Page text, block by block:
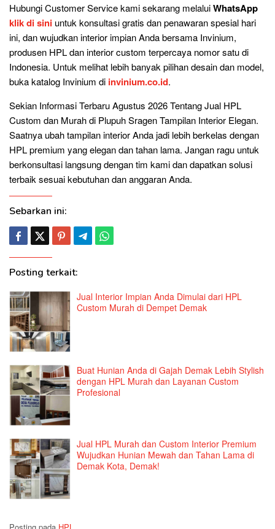
Hubungi Customer Service kami sekarang melaluiWhatsApp
klik di sini untuk konsultasi gratis dan penawaran spesial hari
ini, dan wujudkan interior impian Anda bersama Invinium,
produsen HPL dan interior custom terpercaya nomor satu di
Indonesia. Untuk melihat lebih banyak pilihan desain dan model,
buka katalog Invinium di invinium.co.id.
Sekian Informasi Terbaru Agustus 2026 Tentang Jual HPL
Custom dan Murah di Plupuh Sragen Tampilan Interior Elegan.
Saatnya ubah tampilan interior Anda jadi lebih berkelas dengan
HPL premium yang elegan dan tahan lama. Jangan ragu untuk
berkonsultasi langsung dengan tim kami dan dapatkan solusi
terbaik sesuai kebutuhan dan anggaran Anda.
Sebarkan ini:
Posting terkait:
Jual Interior Impian Anda Dimulai dari HPL
Custom Murah di Dempet Demak
Buat Hunian Anda di Gajah Demak Lebih Stylish
dengan HPL Murah dan Layanan Custom
Profesional
Jual HPL Murah dan Custom Interior Premium
Wujudkan Hunian Mewah dan Tahan Lama di
Demak Kota, Demak!
Posting pada HPL